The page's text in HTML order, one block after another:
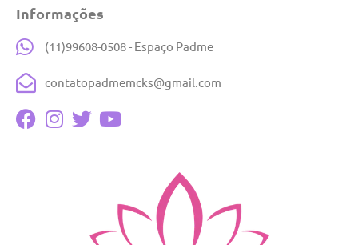
Informações
(11)99608-0508 - Espaço Padme
contatopadmemcks@gmail.com